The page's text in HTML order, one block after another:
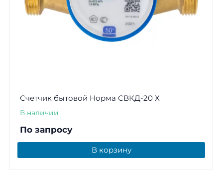
Счетчик бытовой Норма СВКД-20 Х
В наличии
По запросу
В корзину